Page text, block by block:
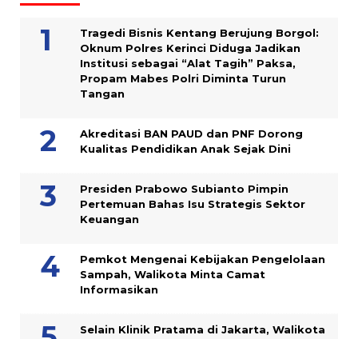
Tragedi Bisnis Kentang Berujung Borgol:
Oknum Polres Kerinci Diduga Jadikan
Institusi sebagai “Alat Tagih” Paksa,
Propam Mabes Polri Diminta Turun
Tangan
Akreditasi BAN PAUD dan PNF Dorong
Kualitas Pendidikan Anak Sejak Dini
Presiden Prabowo Subianto Pimpin
Pertemuan Bahas Isu Strategis Sektor
Keuangan
Pemkot Mengenai Kebijakan Pengelolaan
Sampah, Walikota Minta Camat
Informasikan
Selain Klinik Pratama di Jakarta, Walikota